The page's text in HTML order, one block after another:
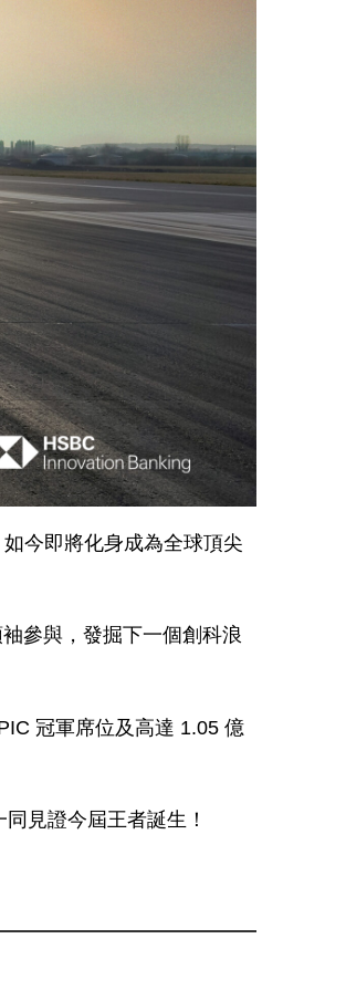
今即將化身成為全球頂尖
參與，發掘下一個創科浪
冠軍席位及高達 1.05 億
見證今屆王者誕生！